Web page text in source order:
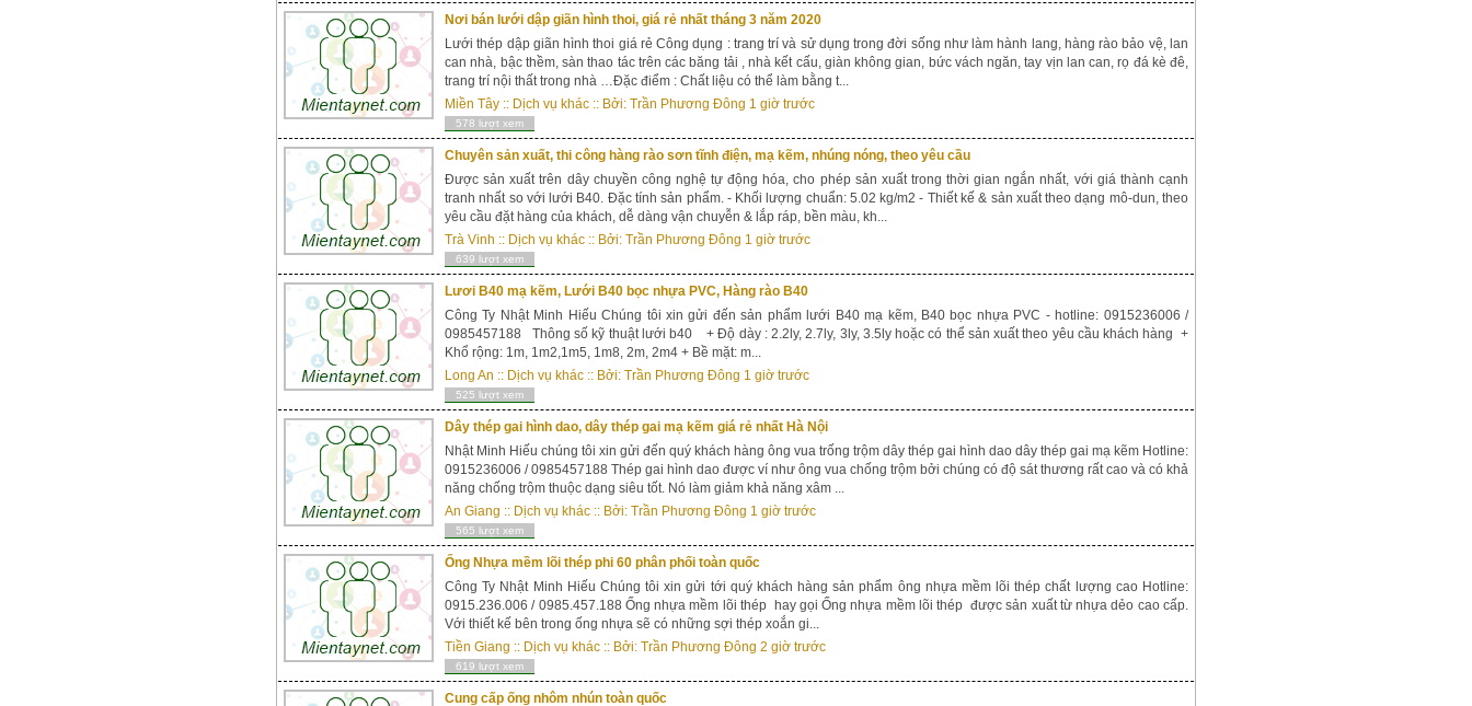
Nơi bán lưới dập giãn hình thoi, giá rẻ nhất tháng 3 năm 2020
Lưới thép dập giãn hình thoi giá rẻ Công dụng : trang trí và sử dụng trong đời sống như làm hành lang, hàng rào bảo vệ, lan
can nhà, bậc thềm, sàn thao tác trên các băng tải , nhà kết cấu, giàn không gian, bức vách ngăn, tay vịn lan can, rọ đá kè đê,
trang trí nội thất trong nhà …Đặc điểm : Chất liệu có thể làm bằng t...
Miền Tây :: Dịch vụ khác :: Bởi: Trần Phương Đông 1 giờ trước
578 lượt xem
Chuyên sản xuất, thi công hàng rào sơn tĩnh điện, mạ kẽm, nhúng nóng, theo yêu cầu
Được sản xuất trên dây chuyền công nghệ tự động hóa, cho phép sản xuất trong thời gian ngắn nhất, với giá thành cạnh
tranh nhất so với lưới B40. Đặc tính sản phẩm. - Khối lượng chuẩn: 5.02 kg/m2 - Thiết kế & sản xuất theo dạng mô-dun, theo
yêu cầu đặt hàng của khách, dễ dàng vận chuyễn & lắp ráp, bền màu, kh...
Trà Vinh :: Dịch vụ khác :: Bởi: Trần Phương Đông 1 giờ trước
639 lượt xem
Lươi B40 mạ kẽm, Lưới B40 bọc nhựa PVC, Hàng rào B40
Công Ty Nhật Minh Hiếu Chúng tôi xin gửi đến sản phẩm lưới B40 mạ kẽm, B40 bọc nhựa PVC - hotline: 0915236006 /
0985457188 Thông số kỹ thuật lưới b40 + Độ dày : 2.2ly, 2.7ly, 3ly, 3.5ly hoặc có thể sản xuất theo yêu cầu khách hàng +
Khổ rộng: 1m, 1m2,1m5, 1m8, 2m, 2m4 + Bề mặt: m...
Long An :: Dịch vụ khác :: Bởi: Trần Phương Đông 1 giờ trước
525 lượt xem
Dây thép gai hình dao, dây thép gai mạ kẽm giá rẻ nhất Hà Nội
Nhật Minh Hiếu chúng tôi xin gửi đến quý khách hàng ông vua trống trộm dây thép gai hình dao dây thép gai mạ kẽm Hotline:
0915236006 / 0985457188 Thép gai hình dao được ví như ông vua chống trộm bởi chúng có độ sát thương rất cao và có khả
năng chống trộm thuộc dạng siêu tốt. Nó làm giảm khả năng xâm ...
An Giang :: Dịch vụ khác :: Bởi: Trần Phương Đông 1 giờ trước
565 lượt xem
Ống Nhựa mềm lõi thép phi 60 phân phối toàn quốc
Công Ty Nhật Minh Hiếu Chúng tôi xin gửi tới quý khách hàng sản phẩm ông nhựa mềm lõi thép chất lượng cao Hotline:
0915.236.006 / 0985.457.188 Ống nhựa mềm lõi thép hay gọi Ống nhựa mềm lõi thép được sản xuất từ nhựa dẻo cao cấp.
Với thiết kế bên trong ống nhựa sẽ có những sợi thép xoắn gi...
Tiền Giang :: Dịch vụ khác :: Bởi: Trần Phương Đông 2 giờ trước
619 lượt xem
Cung cấp ống nhôm nhún toàn quốc